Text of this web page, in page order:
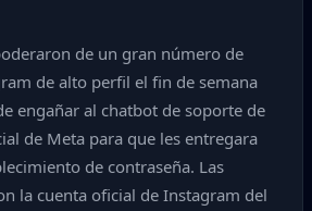
de un gran número de
de alto perfil el fin de semana
engañar al chatbot de soporte de
de Meta para que les entregara
de contraseña. Las
la cuenta oficial de Instagram del